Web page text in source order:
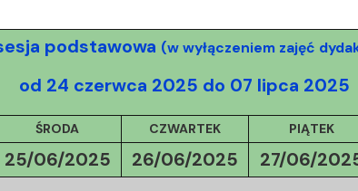
podstawowa (w wyłączeniem zajęć
od 24 czerwca 2025 do 07 lipca 2025
ŚRODA CZWARTEK PIĄTEK
25/06/2025 26/06/2025 27/06/